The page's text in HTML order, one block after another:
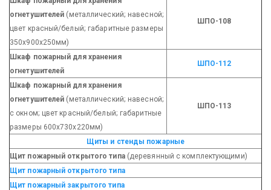
огнетушителей (металлический; навесной;
цвет красный/белый; габаритные размеры
350х900х250мм)
ШПО-108
Шкаф пожарный для хранения
огнетушителей
ШПО-112
Шкаф пожарный для хранения
огнетушителей (металлический; навесной;
с окном; цвет красный/белый; габаритные
размеры 600х730х220мм)
ШПО-113
Щиты и стенды пожарные
Щит пожарный открытого типа (деревянный с комплектующими)
Щит пожарный открытого типа
Щит пожарный закрытого типа